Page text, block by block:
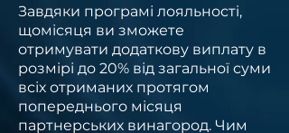
Завдяки програмі лояльності,
щомісяця ви зможете
отримувати додаткову виплату в
розмірі до 20% від загальної суми
всіх отриманих протягом
попереднього місяця
партнерських винагород. Чим